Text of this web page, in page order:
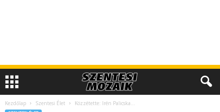
Kezdőlap Szentesi Élet Közzétette: Irén Palicska…